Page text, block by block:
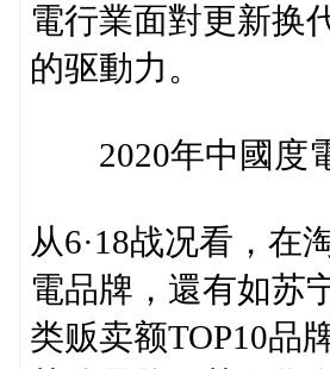
電行業面對更新换
的驱動力。
2020年中國度電
从6·18战况看，在
電品牌，還有如苏
类贩卖额TOP10品